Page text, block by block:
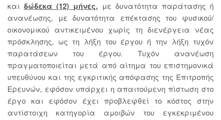
καιδώδεκα (12) μήνες, με δυνατότητα παράτασης ή
ανανέωσης, με δυνατότητα επέκτασης του φυσικού/
οικονομικού αντικειμένου χωρίς τη διενέργεια νέας
πρόσκλησης, ως τη λήξη του έργου ή την λήξη τυχόν
παρατάσεων του έργου. Τυχόν ανανέωση
πραγματοποιείται μετά από αίτημα του επιστημονικά
υπευθύνου και της εγκριτικής απόφασης της Επιτροπής
Ερευνών, εφόσον υπάρχει η απαιτούμενη πίστωση στο
έργο και εφόσον έχει προβλεφθεί το κόστος στην
αντίστοιχη κατηγορία αμοιβών του εγκεκριμένου